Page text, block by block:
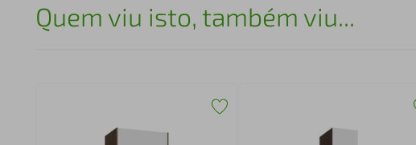
Quem viu isto, também viu...